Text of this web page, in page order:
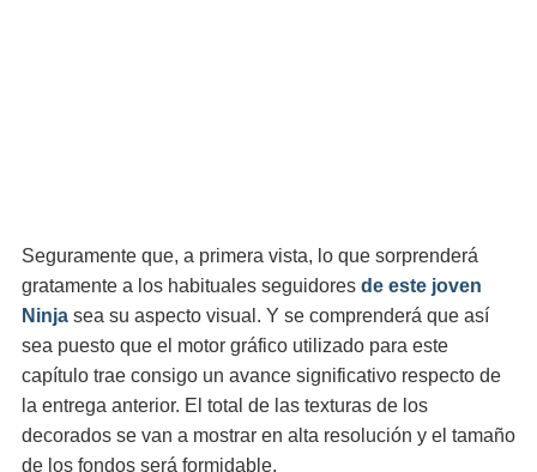
Seguramente que, a primera vista, lo que sorprenderá
gratamente a los habituales seguidores de este joven
Ninja sea su aspecto visual. Y se comprenderá que así
sea puesto que el motor gráfico utilizado para este
capítulo trae consigo un avance significativo respecto de
la entrega anterior. El total de las texturas de los
decorados se van a mostrar en alta resolución y el tamaño
de los fondos será formidable.